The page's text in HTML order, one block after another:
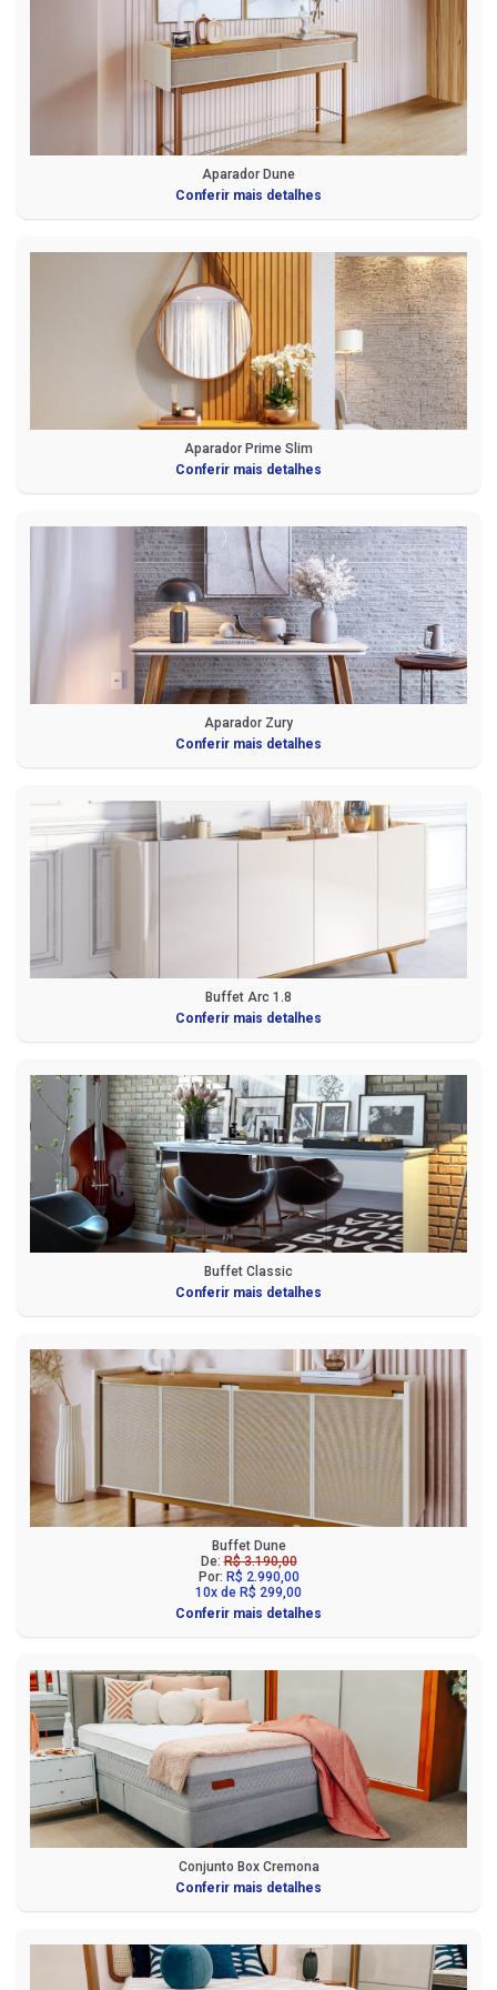
Aparador Dune
Conferir mais detalhes
Aparador Prime Slim
Conferir mais detalhes
Aparador Zury
Conferir mais detalhes
Buffet Arc 1.8
Conferir mais detalhes
Buffet Classic
Conferir mais detalhes
Buffet Dune
De:R$ 3.190,00
Por: R$ 2.990,00
10x de R$ 299,00
Conferir mais detalhes
Conjunto Box Cremona
Conferir mais detalhes